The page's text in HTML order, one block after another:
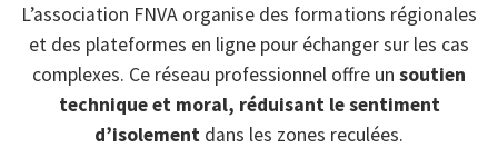
L’association FNVA organise des formations régionales
et des plateformes en ligne pour échanger sur les cas
complexes. Ce réseau professionnel offre un soutien
technique et moral, réduisant le sentiment
d’isolement dans les zones reculées.